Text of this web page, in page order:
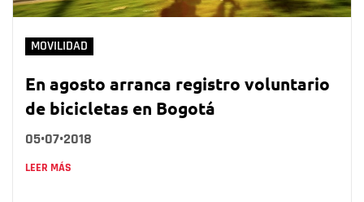
MOVILIDAD
En agosto arranca registro voluntario
de bicicletas en Bogotá
05•07•2018
LEER MÁS